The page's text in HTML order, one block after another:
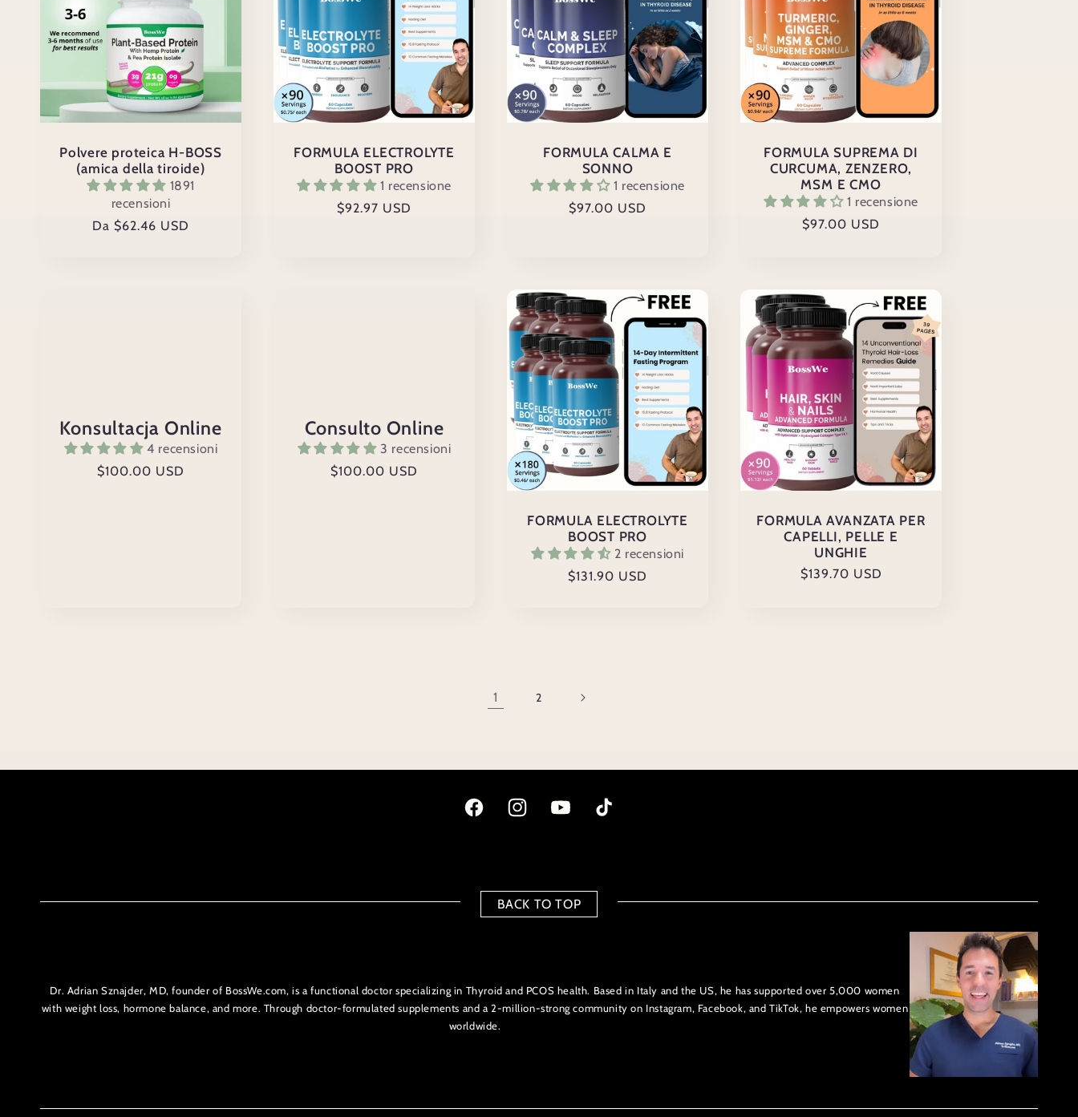
Polvere proteica H-BOSS
(amica della tiroide)
1891
recensioni
Prezzo
Da $62.46 USD
FORMULA ELECTROLYTE
BOOST PRO
1 recensione
Prezzo
$92.97 USD
FORMULA CALMA E
SONNO
1 recensione
Prezzo
$97.00 USD
FORMULA SUPREMA DI
CURCUMA, ZENZERO,
MSM E CMO
1 recensione
Prezzo
$97.00 USD
Konsultacja Online
4 recensioni
Prezzo
$100.00 USD
Consulto Online
3 recensioni
Prezzo
$100.00 USD
FORMULA ELECTROLYTE
BOOST PRO
2 recensioni
Prezzo
$131.90 USD
FORMULA AVANZATA PER
CAPELLI, PELLE E
UNGHIE
Prezzo
$139.70 USD
1 2
FacebookInstagramYouTube TikTok
BACK TO TOP
Dr. Adrian Sznajder, MD, founder of BossWe.com, is a functional doctor specializing in Thyroid and PCOS health. Based in Italy and the US, he has supported over 5,000 women
with weight loss, hormone balance, and more. Through doctor-formulated supplements and a 2-million-strong community on Instagram, Facebook, and TikTok, he empowers women
worldwide.